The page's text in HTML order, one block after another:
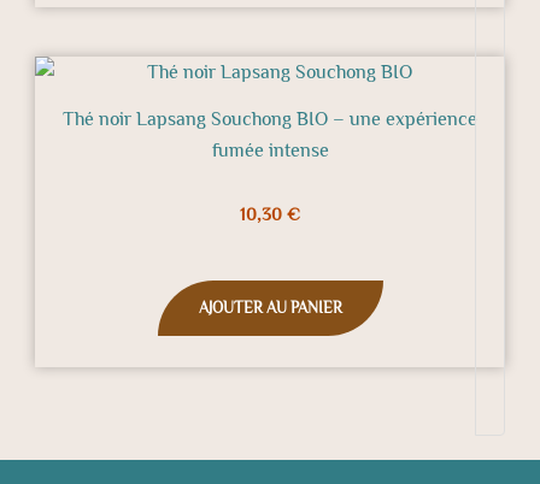
Thé noir Lapsang Souchong BIO – une expérience
fumée intense
10,30 €
AJOUTER AU PANIER